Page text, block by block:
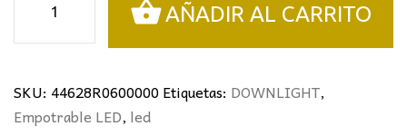
CCT
Madera
cantidad
AÑADIR AL CARRITO
SKU: 44628R0600000Etiquetas: DOWNLIGHT,
Empotrable LED, led